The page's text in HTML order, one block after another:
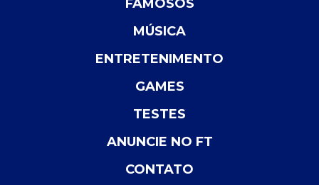
FAMOSOS
MÚSICA
ENTRETENIMENTO
GAMES
TESTES
ANUNCIE NO FT
CONTATO